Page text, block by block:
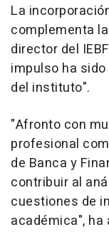
La
complementa
director del
impulso ha
del instituto".
"Afronto con
profesional
de Banca y
contribuir al
cuestiones de
académica", ha